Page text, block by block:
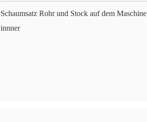
Schaumsatz Rohr und Stock auf dem Maschine
innner